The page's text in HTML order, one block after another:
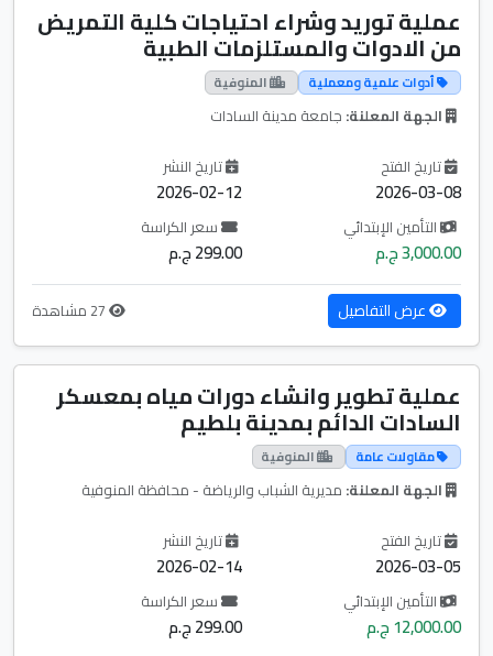
عملية توريد وشراء احتياجات كلية التمريض
من الادوات والمستلزمات الطبية
أدوات علمية ومعملية المنوفية
الجهة المعلنة: جامعة مدينة السادات
تاريخ الفتح
2026-03-08
تاريخ النشر
2026-02-12
التأمين الإبتدائي
3,000.00 ج.م
سعر الكراسة
299.00 ج.م
عرض التفاصيل
عملية تطوير وانشاء دورات مياه بمعسكر
السادات الدائم بمدينة بلطيم
مقاولات عامة المنوفية
الجهة المعلنة: مديرية الشباب والرياضة - محافظة المنوفية
تاريخ الفتح
2026-03-05
تاريخ النشر
2026-02-14
التأمين الإبتدائي
12,000.00 ج.م
سعر الكراسة
299.00 ج.م